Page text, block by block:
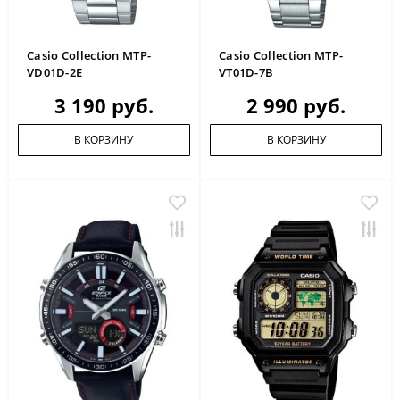
Casio Collection MTP-
VD01D-2E
3 190 руб.
В КОРЗИНУ
Casio Collection MTP-
VT01D-7B
2 990 руб.
В КОРЗИНУ